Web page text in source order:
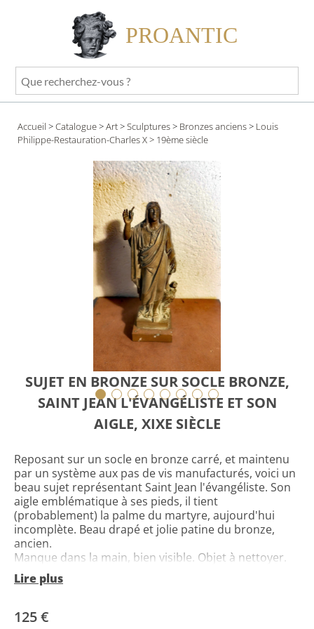
PROANTIC
Que
recherchez-
?
Accueil >Catalogue>Art>Sculptures> Bronzes anciens> Louis
Philippe-Restauration-Charles X> 19ème siècle
SUJET EN BRONZE SUR SOCLE BRONZE,
SAINT JEAN L'ÉVANGÉLISTE ET SON
AIGLE, XIXE SIÈCLE
Reposant sur un socle en bronze carré, et maintenu
par un système aux pas de vis manufacturés, voici un
beau sujet représentant Saint Jean l'évangéliste. Son
aigle emblématique à ses pieds, il tient
(probablement) la palme du martyre, aujourd'hui
incomplète. Beau drapé et jolie patine du bronze,
ancien.
Manque dans la main, bien visible. Objet à nettoyer.
Merci de regarder attentivement mes photos
détaillées, je ne cache rien!
milieu du XiXe siècle, Circa 1840-60.
Lire plus
125 €